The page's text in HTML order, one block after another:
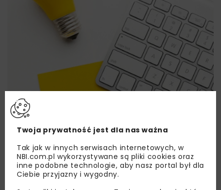
Lubisz wiedzieć więcej?
Zapisz się do newslettera aby otrzymywać od
nas najlepsze informacje branżowe,
Twoja prywatność jest dla nas ważna
Tak jak w innych serwisach internetowych, w
NBI.com.pl wykorzystywane są pliki cookies oraz
inne podobne technologie, aby nasz portal był dla
Ciebie przyjazny i wygodny.